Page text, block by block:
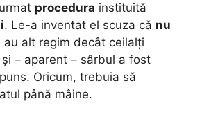
procedura instituită
. Le-a inventat el scuza că nu
au alt regim decât ceilalți
– aparent – sârbul a fost
Oricum, trebuia să
până mâine.